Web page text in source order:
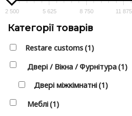
2 500 5 625 8 750 11 875
Категорії товарів
Restare customs(1)
Двері / Вікна / Фурнітура(1)
Двері міжкімнатні(1)
Меблі(1)